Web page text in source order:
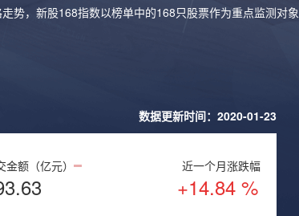
势，新股168指数以榜单中的168只股票作为重点监测对象
数据更新时间：2020-01-23
金额（亿元） 近一个月涨跌幅
+14.84 %